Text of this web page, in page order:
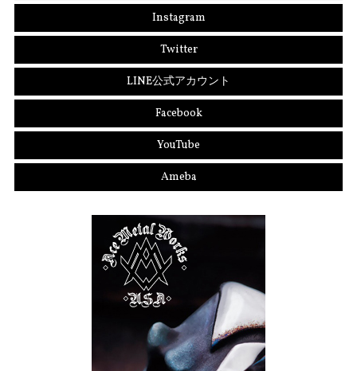
Instagram
Twitter
LINE公式アカウント
Facebook
YouTube
Ameba